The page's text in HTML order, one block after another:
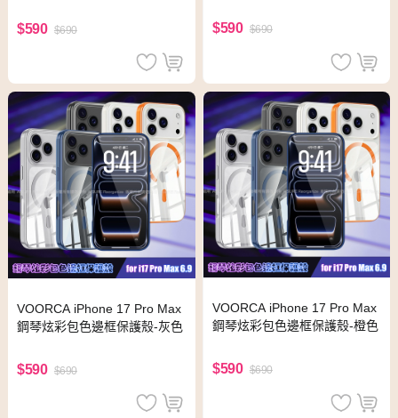
$590 $690 $590 $690
VOORCA iPhone 17 Pro Max
鋼琴炫彩包色邊框保護殼-灰色
$590 $690
VOORCA iPhone 17 Pro Max
鋼琴炫彩包色邊框保護殼-橙色
$590 $690